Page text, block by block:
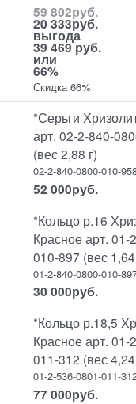
59 802руб.
20 333руб.
выгода
39 469 руб.
или
66%
Скидка 66%
*Серьги
арт. 02-2-840-
(вес 2,88 г)
02-2-840-0800-010-
52 000руб.
*Кольцо р.16
Красное арт. 01-
010-897 (вес 1,64
01-2-840-0800-010-
30 000руб.
*Кольцо р.18,5
Красное арт. 01-
011-312 (вес 4,24
01-2-536-0801-011-
77 000руб.